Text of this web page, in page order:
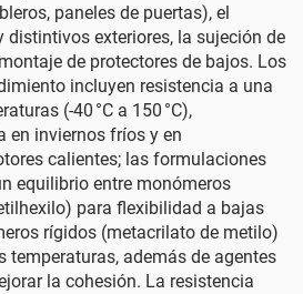
paneles de puertas), el
distintivos exteriores, la sujeción de
de protectores de bajos. Los
incluyen resistencia a una
(-40 °C a 150 °C),
en inviernos fríos y en
calientes; las formulaciones
equilibrio entre monómeros
para flexibilidad a bajas
rígidos (metacrilato de metilo)
temperaturas, además de agentes
la cohesión. La resistencia